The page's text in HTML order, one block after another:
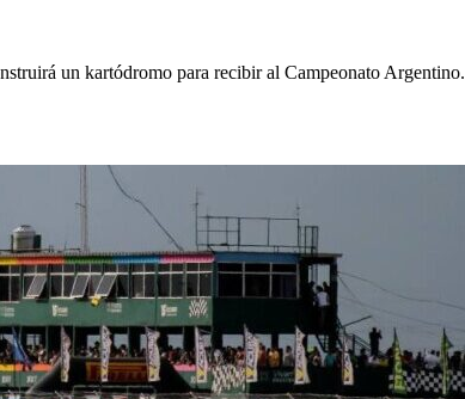
un kartódromo para recibir al Campeonato Argentino.